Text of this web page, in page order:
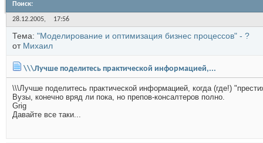
Поиск:
28.12.2005, 17:56
Тема: "Моделирование и оптимизация бизнес процессов" - ?
от Михаил
\\\Лучше поделитесь практической информацией,...
\\\Лучше поделитесь практической информацией, когда (где!)
Вузы, конечно вряд ли пока, но препов-консалтеров полно.
Grig
Давайте все таки...